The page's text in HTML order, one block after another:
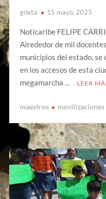
grieta 15 mayo, 2025
Noticaribe FELIPE
Alrededor de mil
municipios del estado,
en los accesos de esta
megamarcha …
LEER
maestros